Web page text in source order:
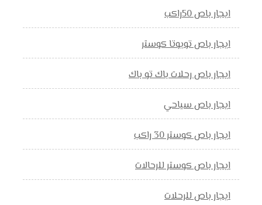
ايجار باص 50راكب
ايجار باص تويوتا كوستر
ايجار باص رحلات باك تو باك
ايجار باص سياحي
ايجار باص كوستر 30 راكب
ايجار باص كوستر للرحالات
ايجار باص للرحلات